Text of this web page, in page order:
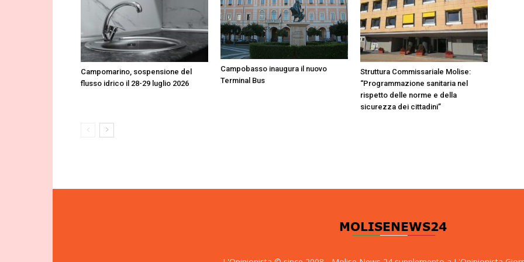
Campomarino, sospensione del
flusso idrico il 28-29 luglio 2026
Campobasso inaugura il nuovo
Terminal Bus
Struttura Commissariale Molise:
“Programmazione sanitaria nel
rispetto delle norme e della
sicurezza dei cittadini”